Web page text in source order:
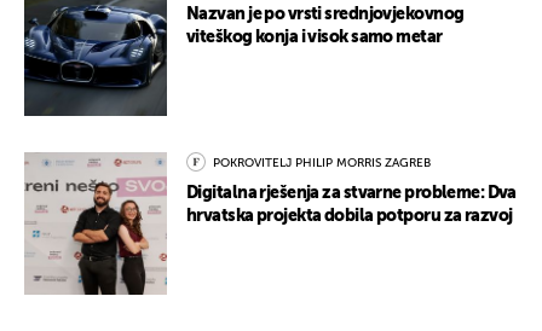
Nazvan je po vrsti srednjovjekovnog
viteškog konja i visok samo metar
POKROVITELJ PHILIP MORRIS ZAGREB
Digitalna rješenja za stvarne probleme: Dva
hrvatska projekta dobila potporu za razvoj